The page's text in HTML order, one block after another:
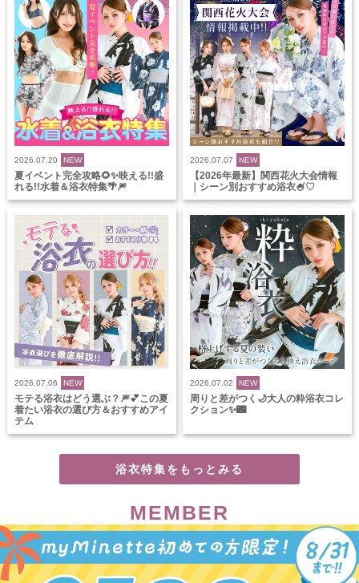
2026.07.20 NEW
夏イベント完全攻略🌻✨映える!!盛
れる!!水着＆浴衣特集🌴🎆
2026.07.07 NEW
【2026年最新】関西花火大会情報
｜シーン別おすすめ浴衣🍧♡
2026.07.06 NEW
モテる浴衣はどう選ぶ？🎆💕この夏
着たい浴衣の選び方＆おすすめアイ
テム
2026.07.02 NEW
周りと差がつく🌙大人の粋浴衣コレ
クション✨🌃
浴衣特集をもっとみる
MEMBER